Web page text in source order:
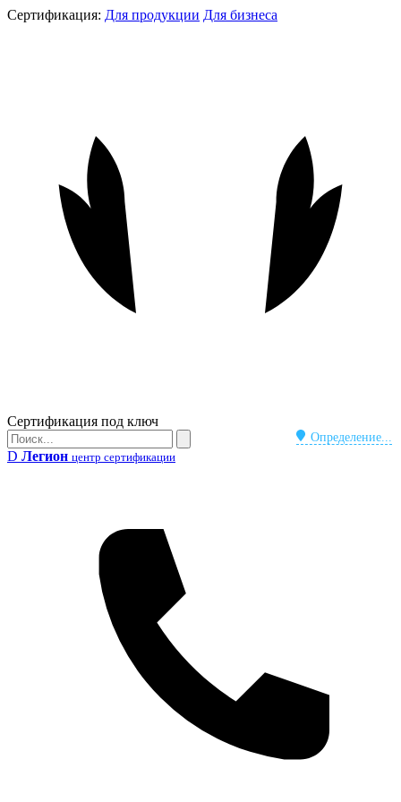
Сертификация: Для продукции Для бизнеса
Бейдж
Сертификация под ключ
Определение...
Поиск
Поиск
D Легион центр сертификации